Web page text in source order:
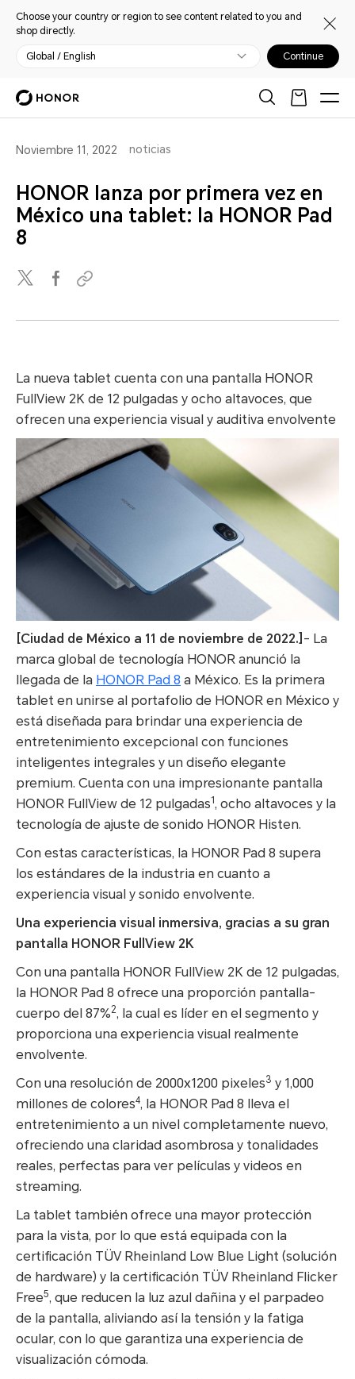
Choose your country or region to see content related to you and
shop directly.
Global / English Continue
Noviembre 11, 2022 noticias
HONOR lanza por primera vez en
México una tablet: la HONOR Pad
8
La nueva tablet cuenta con una pantalla HONOR
FullView 2K de 12 pulgadas y ocho altavoces, que
ofrecen una experiencia visual y auditiva envolvente
[Ciudad de México a 11 de noviembre de 2022.] - La
marca global de tecnología HONOR anunció la
llegada de la HONOR Pad 8 a México. Es la primera
tablet en unirse al portafolio de HONOR en México y
está diseñada para brindar una experiencia de
entretenimiento excepcional con funciones
inteligentes integrales y un diseño elegante
premium. Cuenta con una impresionante pantalla
HONOR FullView de 12 pulgadas1, ocho altavoces y la
tecnología de ajuste de sonido HONOR Histen.
Con estas características, la HONOR Pad 8 supera
los estándares de la industria en cuanto a
experiencia visual y sonido envolvente.
Una experiencia visual inmersiva, gracias a su gran
pantalla HONOR FullView 2K
Con una pantalla HONOR FullView 2K de 12 pulgadas,
la HONOR Pad 8 ofrece una proporción pantalla-
cuerpo del 87%2, la cual es líder en el segmento y
proporciona una experiencia visual realmente
envolvente.
Con una resolución de 2000x1200 pixeles3 y 1,000
millones de colores4, la HONOR Pad 8 lleva el
entretenimiento a un nivel completamente nuevo,
ofreciendo una claridad asombrosa y tonalidades
reales, perfectas para ver películas y videos en
streaming.
La tablet también ofrece una mayor protección
para la vista, por lo que está equipada con la
certificación TÜV Rheinland Low Blue Light (solución
de hardware) y la certificación TÜV Rheinland Flicker
Free5, que reducen la luz azul dañina y el parpadeo
de la pantalla, aliviando así la tensión y la fatiga
ocular, con lo que garantiza una experiencia de
visualización cómoda.